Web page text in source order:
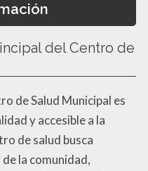
del Centro de
de Salud Municipal es
y accesible a la
de salud busca
la comunidad,